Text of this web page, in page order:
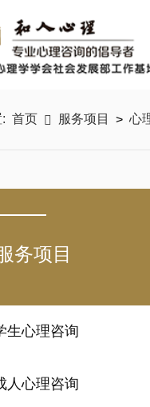
首页  服务项目 > 心
务项目
生心理咨询
人心理咨询